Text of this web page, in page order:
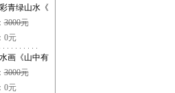
青绿山水《
3000元
0元
画《山中有
3000元
0元